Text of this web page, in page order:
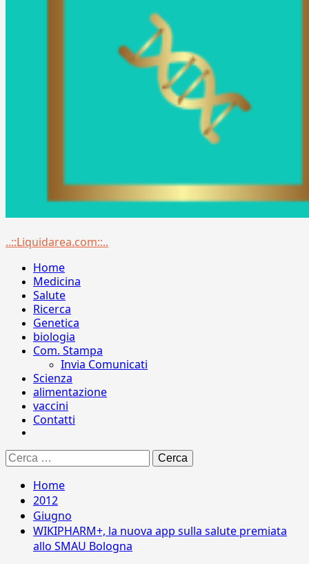
Menu
..::Liquidarea.com::..
Home
Medicina
Salute
Ricerca
Genetica
biologia
Com. Stampa
Invia Comunicati
Scienza
alimentazione
vaccini
Contatti
Ricerca
per:
Home
2012
Giugno
WIKIPHARM+, la nuova app sulla salute premiata
allo SMAU Bologna